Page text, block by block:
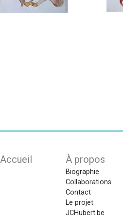
Main navigation
Accueil À propos
Biographie
Collaborations
Contact
Le projet
JCHubert.be